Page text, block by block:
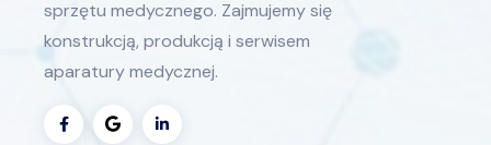
sprzętu medycznego. Zajmujemy się
konstrukcją, produkcją i serwisem
aparatury medycznej.